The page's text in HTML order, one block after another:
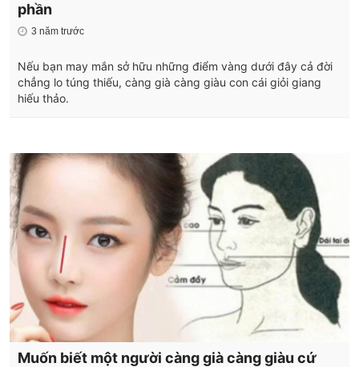
phần
3 năm trước
Nếu bạn may mắn sở hữu những điểm vàng dưới đây cả đời
chẳng lo túng thiếu, càng già càng giàu con cái giỏi giang
hiếu thảo.
Muốn biết một người càng già càng giàu cứ